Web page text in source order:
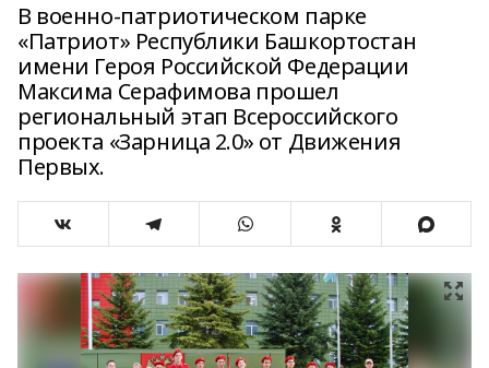
В военно-патриотическом парке
«Патриот» Республики Башкортостан
имени Героя Российской Федерации
Максима Серафимова прошел
региональный этап Всероссийского
проекта «Зарница 2.0» от Движения
Первых.